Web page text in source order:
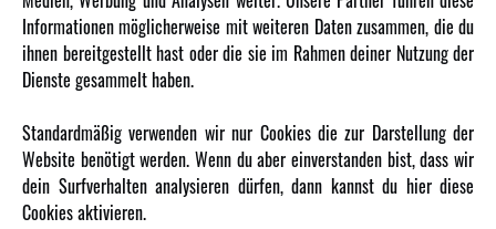
MEHR VON AMEWI
AMXRacing - Qualitäts RC-Zubehör
Amewi Construction - Nutzfahrzeuge
Malinos - Die kreative Seite von Amewi
Werden Sie Amewi Händler
Informationen möglicherweise mit weiteren Daten zusammen, die du
ihnen bereitgestellt hast oder die sie im Rahmen deiner Nutzung der
Dienste gesammelt haben.
Standardmäßig verwenden wir nur Cookies die zur Darstellung der
Website benötigt werden. Wenn du aber einverstanden bist, dass wir
dein Surfverhalten analysieren dürfen, dann kannst du hier diese
Cookies aktivieren.